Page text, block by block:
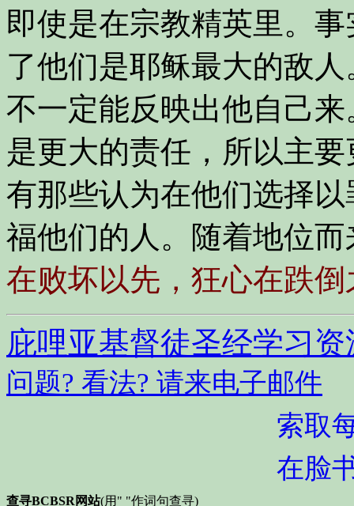
即使是在宗教精英里。
了他们是耶稣最大的敌
不一定能反映出他自己
是更大的责任，所以主
有那些认为在他们选择
福他们的人。随着地位
在败坏以先，狂心在跌倒
庇哩亚基督徒圣经学习资
问题? 看法? 请来电子邮件
索取
在脸
查寻BCBSR网站(用" "作词句查寻)